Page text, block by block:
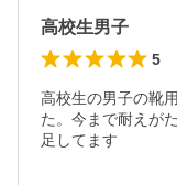
高校生男子
5
高校生の男子の靴
た。今まで耐えが
足してます